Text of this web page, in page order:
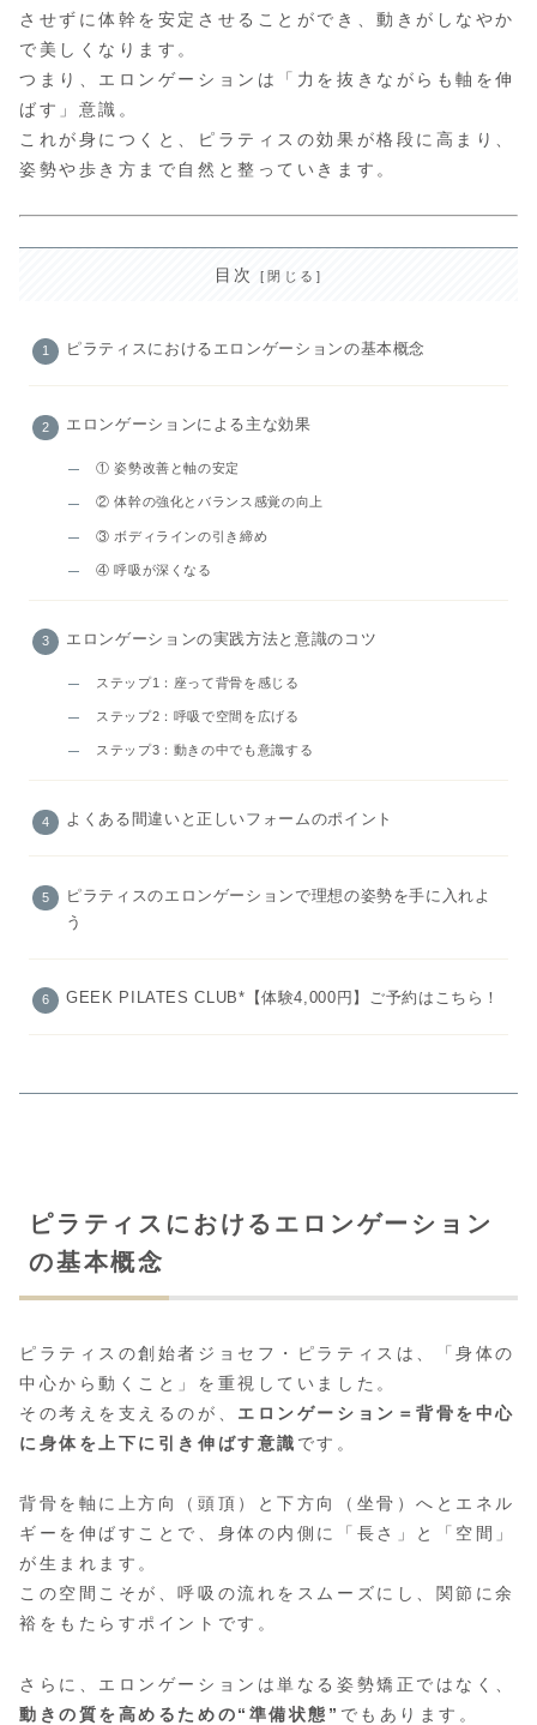
させずに体幹を安定させることができ、動きがしなやか
で美しくなります。
つまり、エロンゲーションは「力を抜きながらも軸を伸
ばす」意識。
これが身につくと、ピラティスの効果が格段に高まり、
姿勢や歩き方まで自然と整っていきます。
目次
ピラティスにおけるエロンゲーションの基本概念
エロンゲーションによる主な効果
① 姿勢改善と軸の安定
② 体幹の強化とバランス感覚の向上
③ ボディラインの引き締め
④ 呼吸が深くなる
エロンゲーションの実践方法と意識のコツ
ステップ1：座って背骨を感じる
ステップ2：呼吸で空間を広げる
ステップ3：動きの中でも意識する
よくある間違いと正しいフォームのポイント
ピラティスのエロンゲーションで理想の姿勢を手に入れよ
う
GEEK PILATES CLUB*【体験4,000円】ご予約はこちら！
ピラティスにおけるエロンゲーション
の基本概念
ピラティスの創始者ジョセフ・ピラティスは、「身体の
中心から動くこと」を重視していました。
その考えを支えるのが、 エロンゲーション＝背骨を中心
に身体を上下に引き伸ばす意識 です。
背骨を軸に上方向（頭頂）と下方向（坐骨）へとエネル
ギーを伸ばすことで、身体の内側に「長さ」と「空間」
が生まれます。
この空間こそが、呼吸の流れをスムーズにし、関節に余
裕をもたらすポイントです。
さらに、エロンゲーションは単なる姿勢矯正ではなく、
動きの質を高めるための“準備状態” でもあります。